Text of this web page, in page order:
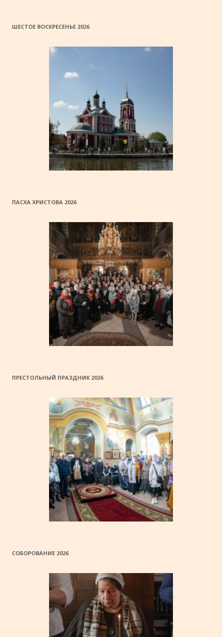
ШЕСТОЕ ВОСКРЕСЕНЬЕ 2026
ПАСХА ХРИСТОВА 2026
ПРЕСТОЛЬНЫЙ ПРАЗДНИК 2026
СОБОРОВАНИЕ 2026